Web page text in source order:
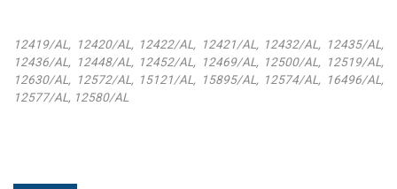
12419/AL, 12420/AL, 12422/AL, 12421/AL, 12432/AL, 12435/AL,
12436/AL, 12448/AL, 12452/AL, 12469/AL, 12500/AL, 12519/AL,
12630/AL, 12572/AL, 15121/AL, 15895/AL, 12574/AL, 16496/AL,
12577/AL, 12580/AL